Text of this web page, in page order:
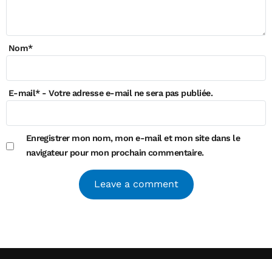
Nom*
E-mail*- Votre adresse e-mail ne sera pas publiée.
Enregistrer mon nom, mon e-mail et mon site dans le
navigateur pour mon prochain commentaire.